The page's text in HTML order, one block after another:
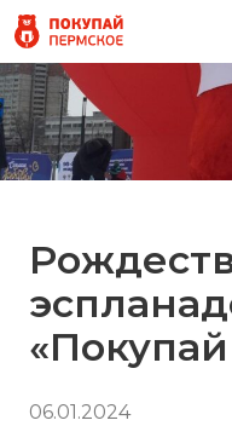
06.01.2024